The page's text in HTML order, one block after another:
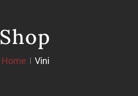
Shop
Home Vini